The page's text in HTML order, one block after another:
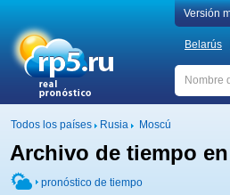
Versión
Belarús
Todos los países Rusia Moscú
Archivo de tiempo
pronóstico de tiempo